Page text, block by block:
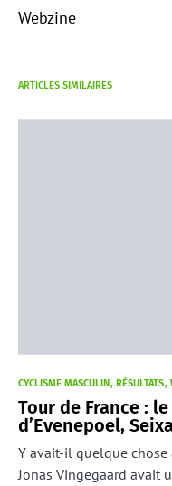
Webzine
ARTICLES SIMILAIRES
CYCLISME MASCULIN RÉSULTATS
Tour de France :
d’Evenepoel,
Y avait-il quelque chose
Jonas Vingegaard avait